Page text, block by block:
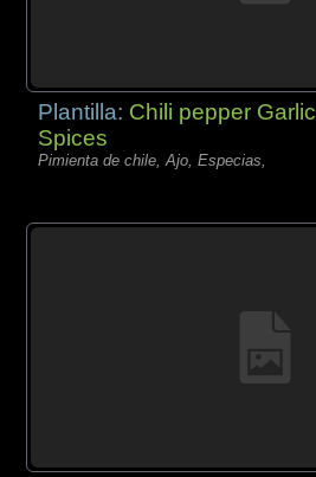
Plantilla: Chili pepper Garlic
Spices
Pimienta de chile, Ajo, Especias,